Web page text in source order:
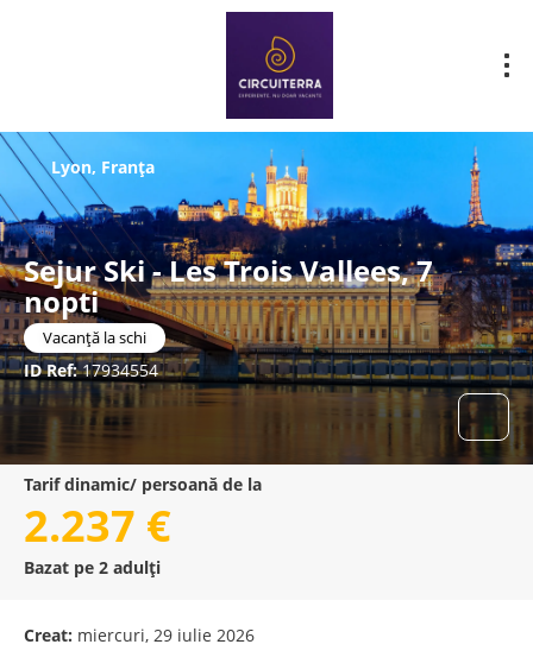
Sejur Ski - Les Trois Vallees, 7
nopti
Vacanță la schi
ID Ref:17934554
Lyon, Franţa
Tarif dinamic/ persoană de la
2.237 €
Bazat pe 2 adulți
Creat: miercuri, 29 iulie 2026